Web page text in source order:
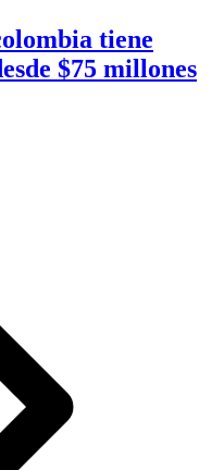
tiene
$75 millones